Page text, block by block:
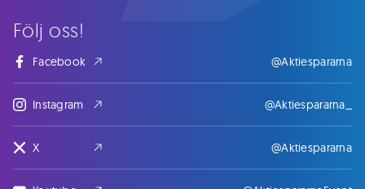
Följ oss!
Facebook @Aktiespararna
Instagram @Aktiespararna_
X @Aktiespararna